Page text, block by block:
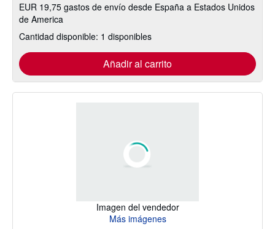
EUR 19,75 gastos de envío desde España a Estados Unidos
de America
Cantidad disponible: 1 disponibles
Añadir al carrito
Imagen del vendedor
Más imágenes